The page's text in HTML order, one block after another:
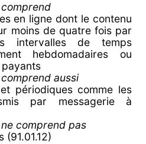
en ligne dont le contenu
moins de quatre fois par
intervalles de temps
hebdomadaires ou
aussi
périodiques comme les
par messagerie à
comprend pas